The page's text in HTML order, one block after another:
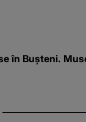
în Bușteni.